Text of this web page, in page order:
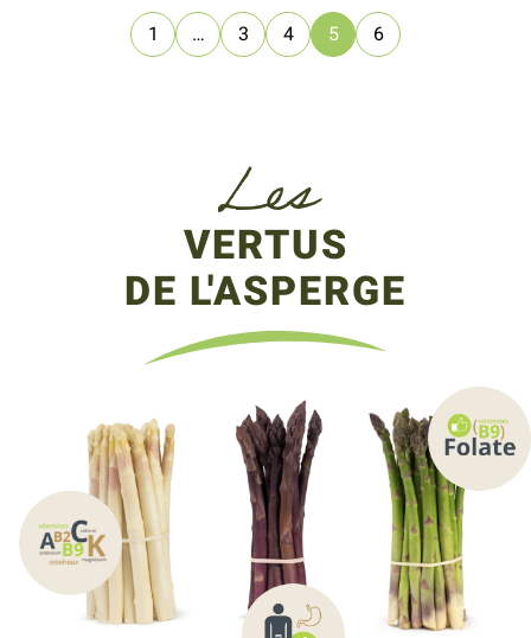
1 … 3 4 5 6
Les
VERTUS
DE L'ASPERGE